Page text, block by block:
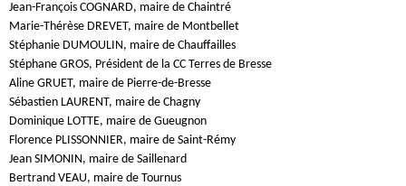
Jean-François COGNARD, maire de Chaintré
Marie-Thérèse DREVET, maire de Montbellet
Stéphanie DUMOULIN, maire de Chauffailles
Stéphane GROS, Président de la CC Terres de Bresse
Aline GRUET, maire de Pierre-de-Bresse
Sébastien LAURENT, maire de Chagny
Dominique LOTTE, maire de Gueugnon
Florence PLISSONNIER, maire de Saint-Rémy
Jean SIMONIN, maire de Saillenard
Bertrand VEAU, maire de Tournus